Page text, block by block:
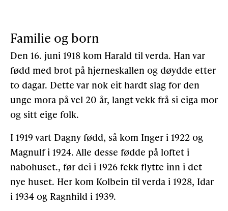
Familie og born
Den 16. juni 1918 kom Harald til verda. Han var
fødd med brot på hjerneskallen og døydde etter
to dagar. Dette var nok eit hardt slag for den
unge mora på vel 20 år, langt vekk frå si eiga mor
og sitt eige folk.
I 1919 vart Dagny fødd, så kom Inger i 1922 og
Magnulf i 1924. Alle desse fødde på loftet i
nabohuset., før dei i 1926 fekk flytte inn i det
nye huset. Her kom Kolbein til verda i 1928, Idar
i 1934 og Ragnhild i 1939.